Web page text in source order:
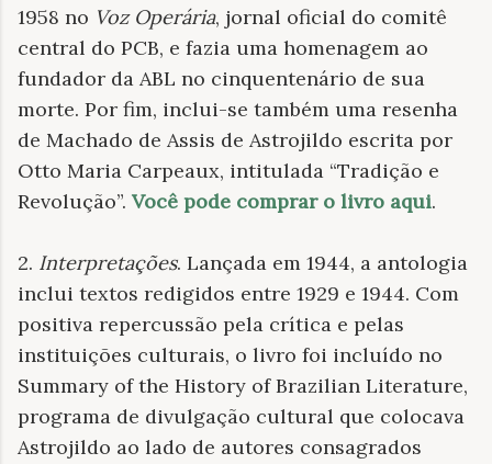
1958 no Voz Operária, jornal oficial do comitê
central do PCB, e fazia uma homenagem ao
fundador da ABL no cinquentenário de sua
morte. Por fim, inclui-se também uma resenha
de Machado de Assis de Astrojildo escrita por
Otto Maria Carpeaux, intitulada “Tradição e
Revolução”. Você pode comprar o livro aqui.
2. Interpretações. Lançada em 1944, a antologia
inclui textos redigidos entre 1929 e 1944. Com
positiva repercussão pela crítica e pelas
instituições culturais, o livro foi incluído no
Summary of the History of Brazilian Literature,
programa de divulgação cultural que colocava
Astrojildo ao lado de autores consagrados